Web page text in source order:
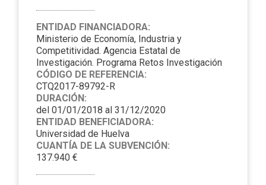
ENTIDAD FINANCIADORA:
Ministerio de Economía, Industria y
Competitividad. Agencia Estatal de
Investigación. Programa Retos Investigación
CÓDIGO DE REFERENCIA:
CTQ2017-89792-R
DURACIÓN:
del 01/01/2018 al 31/12/2020
ENTIDAD BENEFICIADORA:
Universidad de Huelva
CUANTÍA DE LA SUBVENCIÓN:
137.940 €